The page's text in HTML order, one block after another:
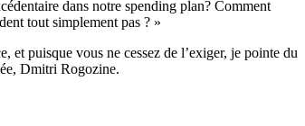
dans notre spending plan? Comment
tout simplement pas ? »
et puisque vous ne cessez de l’exiger, je pointe du
Dmitri Rogozine.